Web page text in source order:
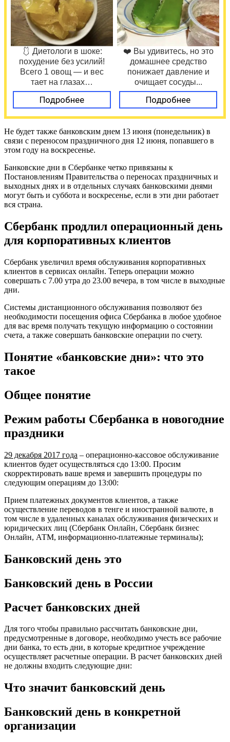
🩱 Диетологи в шоке:
похудение без усилий!
Всего 1 овощ — и вес
тает на глазах…
Подробнее
❤️ Вы удивитесь, но это
домашнее средство
понижает давление и
очищает сосуды...
Подробнее
Не будет также банковским днем 13 июня (понедельник) в
связи с переносом праздничного дня 12 июня, попавшего в
этом году на воскресенье.
Банковские дни в Сбербанке четко привязаны к
Постановлениям Правительства о переносах праздничных и
выходных днях и в отдельных случаях банковскими днями
могут быть и суббота и воскресенье, если в эти дни работает
вся страна.
Сбербанк продлил операционный день
для корпоративных клиентов
Сбербанк увеличил время обслуживания корпоративных
клиентов в сервисах онлайн. Теперь операции можно
совершать с 7.00 утра до 23.00 вечера, в том числе в выходные
дни.
Системы дистанционного обслуживания позволяют без
необходимости посещения офиса Сбербанка в любое удобное
для вас время получать текущую информацию о состоянии
счета, а также совершать банковские операции по счету.
Понятие «банковские дни»: что это
такое
Общее понятие
Режим работы Сбербанка в новогодние
праздники
29 декабря 2017 года – операционно-кассовое обслуживание
клиентов будет осуществляться сдо 13:00. Просим
скорректировать ваше время и завершить процедуры по
следующим операциям до 13:00:
Прием платежных документов клиентов, а также
осуществление переводов в тенге и иностранной валюте, в
том числе в удаленных каналах обслуживания физических и
юридических лиц (Сбербанк Онлайн, Сбербанк бизнес
Онлайн, АТМ, информационно-платежные терминалы);
Банковский день это
Банковский день в России
Расчет банковских дней
Для того чтобы правильно рассчитать банковские дни,
предусмотренные в договоре, необходимо учесть все рабочие
дни банка, то есть дни, в которые кредитное учреждение
осуществляет расчетные операции. В расчет банковских дней
не должны входить следующие дни:
Что значит банковский день
Банковский день в конкретной
организации